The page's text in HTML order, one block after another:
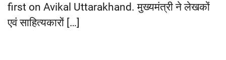
first on Avikal Uttarakhand. मुख्यमंत्री ने लेखकों
एवं साहित्यकारों […]